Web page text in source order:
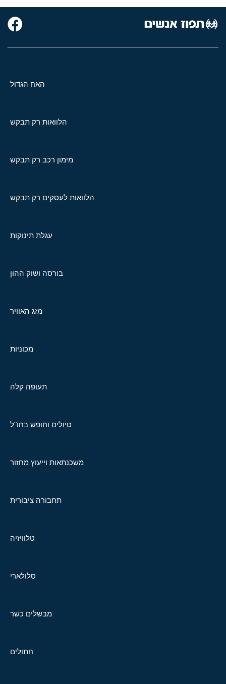
האח הגדול
הלוואות רק תבקש
מימון רכב רק תבקש
הלוואות לעסקים רק תבקש
עגלת תינוקות
בורסה ושוק ההון
מזג האוויר
מכוניות
תעופה קלה
טיולים וחופש בחו"ל
משכנתאות וייעוץ מחזור
תחבורה ציבורית
טלוויזיה
סלולארי
מבשלים כשר
חתולים